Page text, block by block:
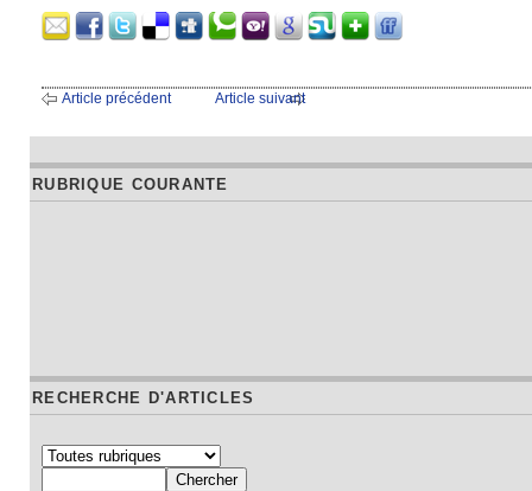
Article précédent Article suivant
RUBRIQUE COURANTE
RECHERCHE D'ARTICLES